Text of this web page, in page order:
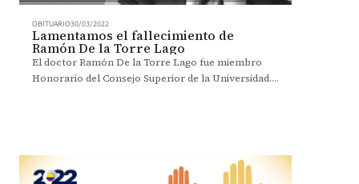
OBITUARIO30/03/2022
Lamentamos el fallecimiento de
Ramón De la Torre Lago
El doctor Ramón De la Torre Lago fue miembro
Honorario del Consejo Superior de la Universidad.